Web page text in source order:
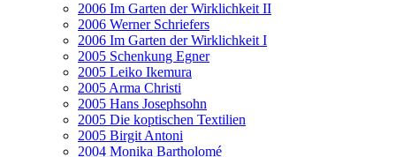
2006 Im Garten der Wirklichkeit II
2006 Werner Schriefers
2006 Im Garten der Wirklichkeit I
2005 Schenkung Egner
2005 Leiko Ikemura
2005 Arma Christi
2005 Hans Josephsohn
2005 Die koptischen Textilien
2005 Birgit Antoni
2004 Monika Bartholomé